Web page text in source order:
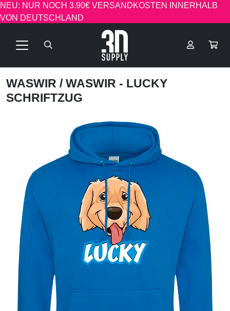
NEU: NUR NOCH 3.90€ VERSANDKOSTEN INNERHALB
VON DEUTSCHLAND
WASWIR / WASWIR - LUCKY
SCHRIFTZUG